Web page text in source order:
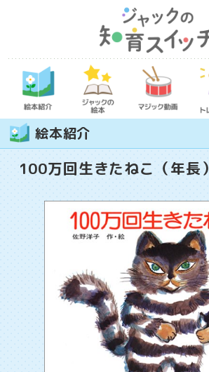
絵本紹介
100万回生きたねこ（年長）